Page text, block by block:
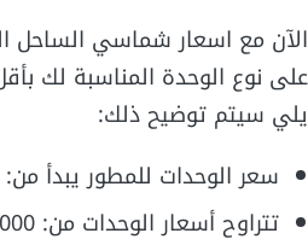
الآن مع اسعار شماسي الساحل
على نوع الوحدة المناسبة لك
يلي سيتم توضيح ذلك:
سعر الوحدات للمطور يبدأ من: 8.364.447 جنيه مصري.